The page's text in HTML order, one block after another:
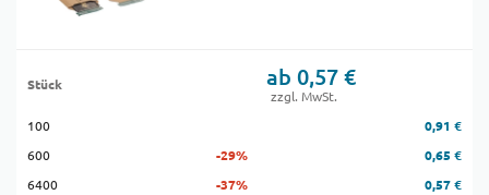
Stück ab 0,57 €
zzgl. MwSt.
100
0,91 €
600
-29%
0,65 €
6400
-37% 0,57 €